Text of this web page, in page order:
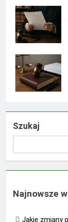
Szukaj
Najnowsze
Jakie zmiany